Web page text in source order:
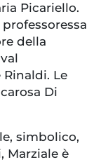
Picariello.
della
Rinaldi. Le
Di
simbolico,
Marziale è